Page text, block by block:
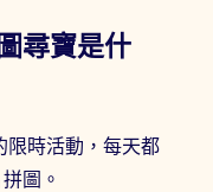
尋寶是什
限時活動，每天都
圖。